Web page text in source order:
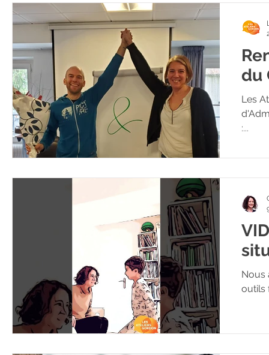
du
Les
:...
Nous
outils